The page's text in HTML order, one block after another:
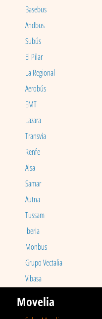
Basebus
Andbus
Subús
El Pilar
La Regional
Aerobús
EMT
Lazara
Transvia
Renfe
Alsa
Samar
Autna
Tussam
Iberia
Monbus
Grupo Vectalia
Vibasa
Movelia